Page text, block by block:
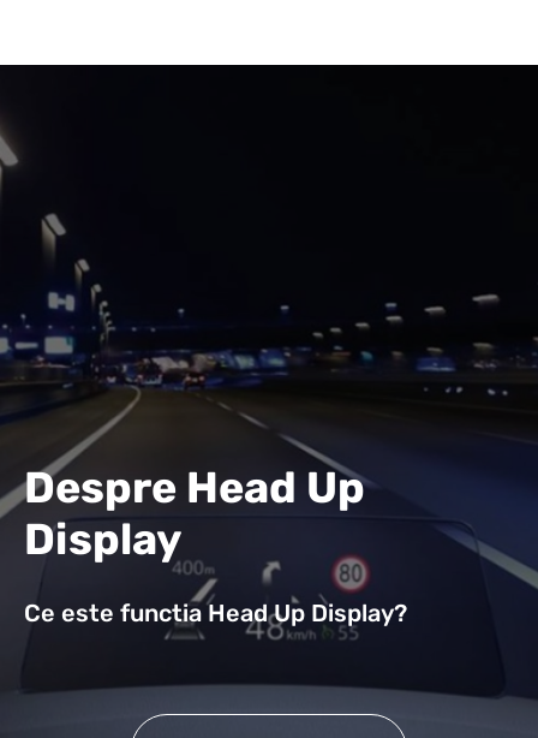
Despre Head Up
Display
Ce este functia Head Up Display?